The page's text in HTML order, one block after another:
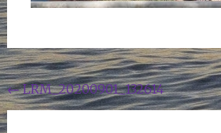
Beitragsnavigation
←LRM_20200901_132614